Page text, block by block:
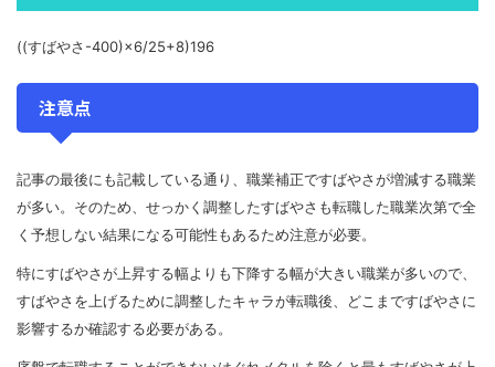
((すばやさ-400)×6/25+8)196
注意点
記事の最後にも記載している通り、職業補正ですばやさが増減する職業
が多い。そのため、せっかく調整したすばやさも転職した職業次第で全
く予想しない結果になる可能性もあるため注意が必要。
特にすばやさが上昇する幅よりも下降する幅が大きい職業が多いので、
すばやさを上げるために調整したキャラが転職後、どこまですばやさに
影響するか確認する必要がある。